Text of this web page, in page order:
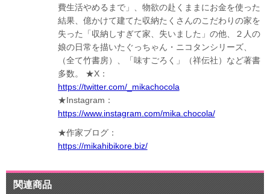
費生活やめるまで」、物欲の赴くままにお金を使った
結果、億かけて建てた収納たくさんのこだわりの家を
失った「収納しすぎて家、失いました」の他、２人の
娘の日常を描いたぐっちゃん・ニコタンシリーズ、
（全て竹書房）、「味すごろく」（祥伝社）など著書
多数。
★X：
https://twitter.com/_mikachocola
★Instagram：
https://www.instagram.com/mika.chocola/
★作家ブログ：
https://mikahibikore.biz/
関連商品